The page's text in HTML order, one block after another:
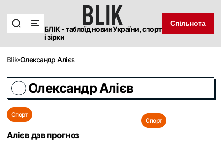
БЛІК - таблоїд новин України, спорт
і зірки
Спільнота
blik Олександр Алієв
Олександр Алієв
Спорт
Алієв дав прогноз
Спорт